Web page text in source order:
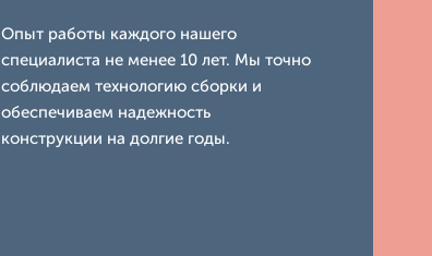
Опыт работы каждого нашего
специалиста не менее 10 лет. Мы точно
соблюдаем технологию сборки и
обеспечиваем надежность
конструкции на долгие годы.